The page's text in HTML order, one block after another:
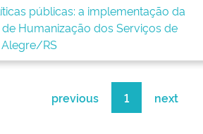
públicas: a implementação da
Humanização dos Serviços de
RS
previous 1 next